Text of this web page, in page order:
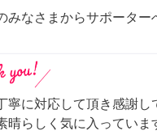
みなさまからサポーター
寧に対応して頂き感謝し
晴らしく気に入っていま